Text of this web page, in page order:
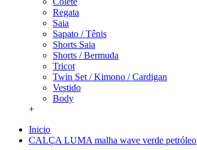
Regata
Saia
Sapato / Tênis
Shorts Saia
Shorts / Bermuda
Tricot
Twin Set / Kimono / Cardigan
Vestido
Body
+
Inicio
CALÇA LUMA malha wave verde petróleo